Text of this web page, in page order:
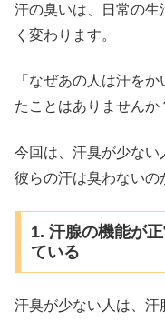
汗の臭いは、日常の生
く変わります。
「なぜあの人は汗を
たことはありませんか
今回は、汗臭が少な
彼らの汗は臭わないの
1. 汗腺の機能が
ている
汗臭が少ない人は、汗